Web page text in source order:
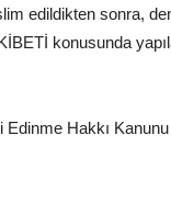
edildikten sonra,
konusunda
Edinme Hakkı